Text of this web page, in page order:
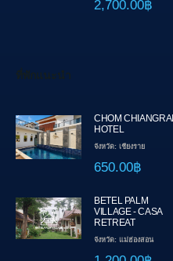
2,700.00฿
ที่พักแนะนำ
CHOM CHIANGRAI
HOTEL
จังหวัด: เชียงราย
650.00฿
BETEL PALM
VILLAGE - CASA
RETREAT
จังหวัด: แม่ฮ่องสอน